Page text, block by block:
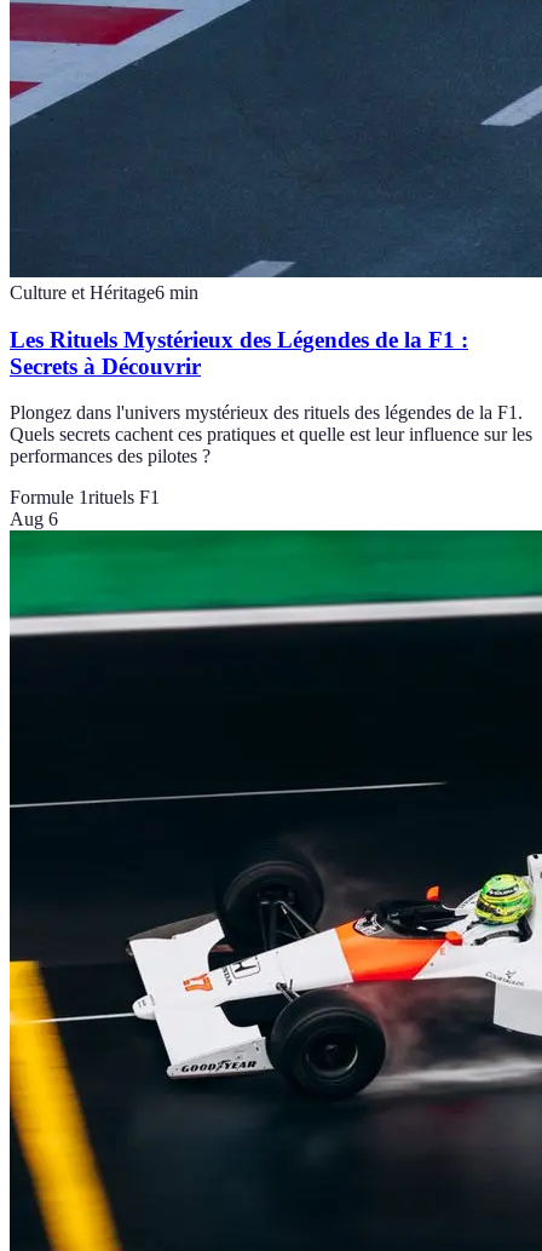
Culture et Héritage6 min
Les Rituels Mystérieux des Légendes de la F1 :
Secrets à Découvrir
Plongez dans l'univers mystérieux des rituels des légendes de la F1.
Quels secrets cachent ces pratiques et quelle est leur influence sur les
performances des pilotes ?
Formule 1rituels F1
Aug 6